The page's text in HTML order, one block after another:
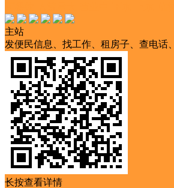
主站
发便民信息、找工作、租房子、查电话
长按查看详情